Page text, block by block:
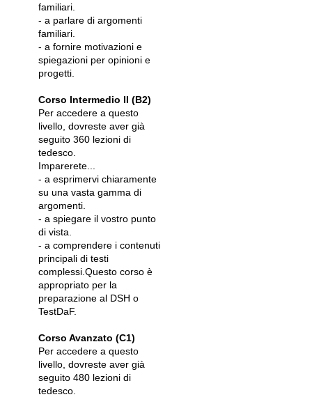
familiari.
- a parlare di argomenti
familiari.
- a fornire motivazioni e
spiegazioni per opinioni e
progetti.
Corso Intermedio II (B2)
Per accedere a questo
livello, dovreste aver già
seguito 360 lezioni di
tedesco.
Imparerete...
- a esprimervi chiaramente
su una vasta gamma di
argomenti.
- a spiegare il vostro punto
di vista.
- a comprendere i contenuti
principali di testi
complessi.Questo corso è
appropriato per la
preparazione al DSH o
TestDaF.
Corso Avanzato (C1)
Per accedere a questo
livello, dovreste aver già
seguito 480 lezioni di
tedesco.